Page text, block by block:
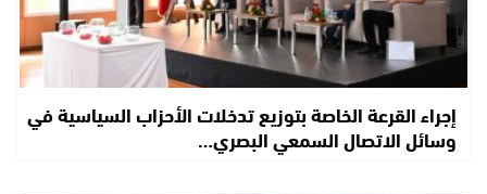
إجراء القرعة الخاصة بتوزيع تدخلات الأحزاب السياسية في
وسائل الاتصال السمعي البصري…